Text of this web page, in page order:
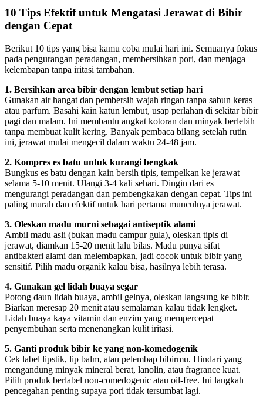
10 Tips Efektif untuk Mengatasi Jerawat di Bibir
dengan Cepat
Berikut 10 tips yang bisa kamu coba mulai hari ini. Semuanya fokus
pada pengurangan peradangan, membersihkan pori, dan menjaga
kelembapan tanpa iritasi tambahan.
1. Bersihkan area bibir dengan lembut setiap hari
Gunakan air hangat dan pembersih wajah ringan tanpa sabun keras
atau parfum. Basahi kain katun lembut, usap perlahan di sekitar bibir
pagi dan malam. Ini membantu angkat kotoran dan minyak berlebih
tanpa membuat kulit kering. Banyak pembaca bilang setelah rutin
ini, jerawat mulai mengecil dalam waktu 24-48 jam.
2. Kompres es batu untuk kurangi bengkak
Bungkus es batu dengan kain bersih tipis, tempelkan ke jerawat
selama 5-10 menit. Ulangi 3-4 kali sehari. Dingin dari es
mengurangi peradangan dan pembengkakan dengan cepat. Tips ini
paling murah dan efektif untuk hari pertama munculnya jerawat.
3. Oleskan madu murni sebagai antiseptik alami
Ambil madu asli (bukan madu campur gula), oleskan tipis di
jerawat, diamkan 15-20 menit lalu bilas. Madu punya sifat
antibakteri alami dan melembapkan, jadi cocok untuk bibir yang
sensitif. Pilih madu organik kalau bisa, hasilnya lebih terasa.
4. Gunakan gel lidah buaya segar
Potong daun lidah buaya, ambil gelnya, oleskan langsung ke bibir.
Biarkan meresap 20 menit atau semalaman kalau tidak lengket.
Lidah buaya kaya vitamin dan enzim yang mempercepat
penyembuhan serta menenangkan kulit iritasi.
5. Ganti produk bibir ke yang non-komedogenik
Cek label lipstik, lip balm, atau pelembap bibirmu. Hindari yang
mengandung minyak mineral berat, lanolin, atau fragrance kuat.
Pilih produk berlabel non-comedogenic atau oil-free. Ini langkah
pencegahan penting supaya pori tidak tersumbat lagi.